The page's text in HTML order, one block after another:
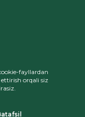
nusxa
fayllardan
orqali siz